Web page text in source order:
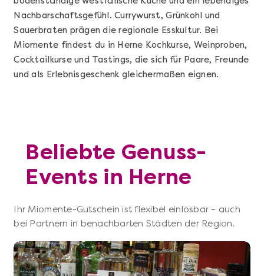
Nachbarschaftsgefühl. Currywurst, Grünkohl und
Sauerbraten prägen die regionale Esskultur. Bei
Miomente findest du in Herne Kochkurse, Weinproben,
Cocktailkurse und Tastings, die sich für Paare, Freunde
und als Erlebnisgeschenk gleichermaßen eignen.
Beliebte Genuss-
Events in Herne
Ihr Miomente-Gutschein ist flexibel einlösbar – auch
bei Partnern in benachbarten Städten der Region.